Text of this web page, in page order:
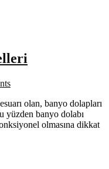
olan, banyo dolapları
yüzden banyo dolabı
olmasına dikkat